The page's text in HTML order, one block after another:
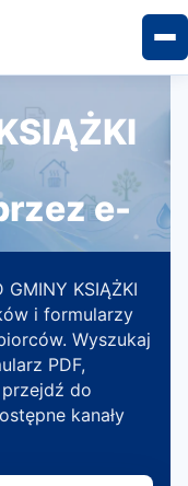
e-
KSIĄŻKI
i formularzy
Wyszukaj
PDF,
do
kanały